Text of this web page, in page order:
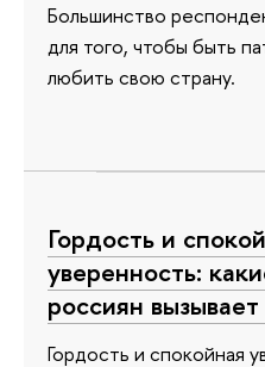
Большинство
для того, чтобы быть
любить свою страну.
Гордость и
уверенность:
россиян
Гордость и спокойная